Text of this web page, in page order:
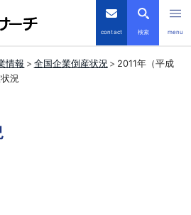
contact 検索 menu
注目企業情報
情報 全国企業倒産状況
2011年（平成
況